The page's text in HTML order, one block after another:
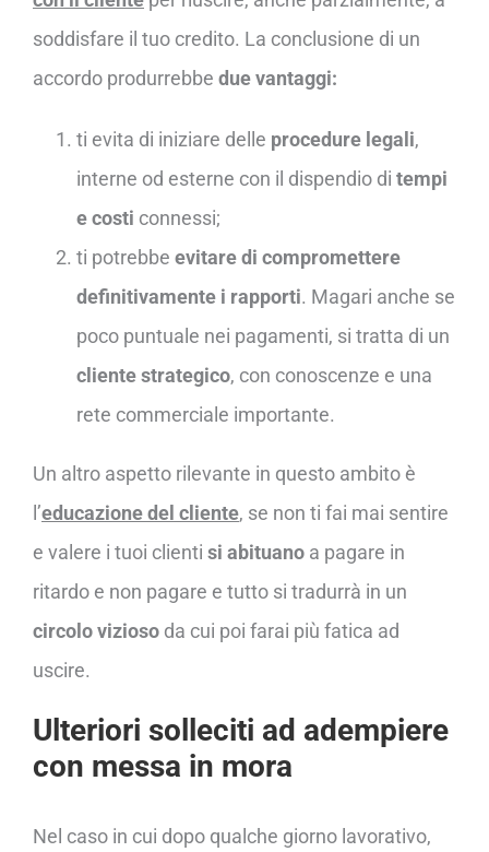
soddisfare il tuo credito. La conclusione di un
accordo produrrebbe due vantaggi:
ti evita di iniziare delle procedure legali,
interne od esterne con il dispendio di tempi
e costi connessi;
ti potrebbe evitare di compromettere
definitivamente i rapporti. Magari anche se
poco puntuale nei pagamenti, si tratta di un
cliente strategico, con conoscenze e una
rete commerciale importante.
Un altro aspetto rilevante in questo ambito è
l’educazione del cliente, se non ti fai mai sentire
e valere i tuoi clienti si abituano a pagare in
ritardo e non pagare e tutto si tradurrà in un
circolo vizioso da cui poi farai più fatica ad
uscire.
Ulteriori solleciti ad adempiere
con messa in mora
Nel caso in cui dopo qualche giorno lavorativo,